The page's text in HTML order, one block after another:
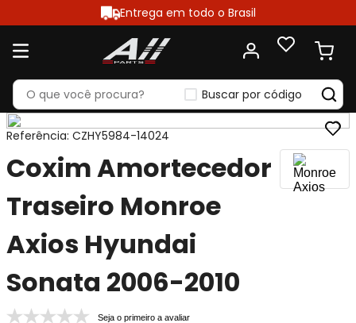
Entrega em todo o Brasil
Buscar por código
Referência: CZHY5984-14024
Coxim Amortecedor
Traseiro Monroe
Axios Hyundai
Sonata 2006-2010
Seja o primeiro a avaliar